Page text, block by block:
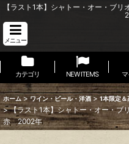
【ラスト1本】シャトー・オー・
メニュー
カテゴリ NEW ITEMS
ホーム > ワイン・ビール・洋酒 > 1本限定＆
> 【ラスト1本】シャトー・オー・
赤 2002年